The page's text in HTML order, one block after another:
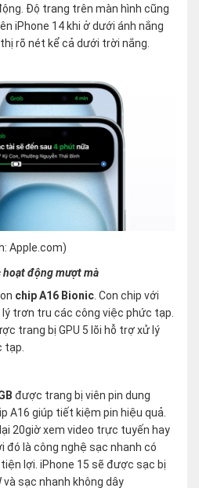
Độ trang trên màn hình cũng
iPhone 14 khi ở dưới ánh nắng
rõ nét kể cả dưới trời nắng.
Apple.com)
hoạt động mượt mà
chip A16 Bionic. Con chip với
lý trơn tru các công việc phức tạp.
trang bị GPU 5 lõi hỗ trợ xử lý
tạp.
được trang bị viên pin dung
A16 giúp tiết kiệm pin hiệu quả.
20giờ xem video trực tuyến hay
đó là công nghệ sạc nhanh có
lợi. iPhone 15 sẽ được sạc bị
sạc nhanh không dây